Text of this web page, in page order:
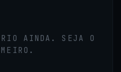
AINDA. SEJA O